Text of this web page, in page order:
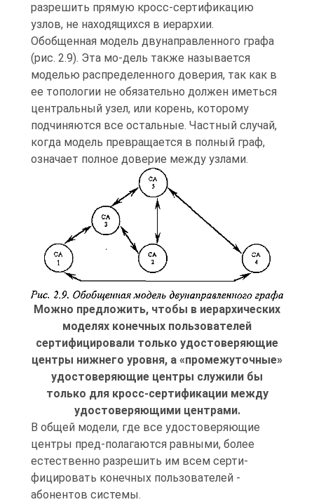
разрешить прямую кросс-сертификацию
узлов, не находящихся в иерархии.
Обобщенная модель двунаправленного графа
(рис. 2.9). Эта мо-дель также называется
моделью распределенного доверия, так как в
ее топологии не обязательно должен иметься
центральный узел, или корень, которому
подчиняются все остальные. Частный случай,
когда модель превращается в полный граф,
означает полное доверие между узлами.
Можно предложить, чтобы в иерархических
моделях конечных пользователей
сертифицировали только удостоверяющие
центры нижнего уровня, а «промежуточные»
удостоверяющие центры служили бы
только для кросс-сертификации между
удостоверяющими центрами.
В общей модели, где все удостоверяющие
центры пред-полагаются равными, более
естественно разрешить им всем серти-
фицировать конечных пользователей -
абонентов системы.